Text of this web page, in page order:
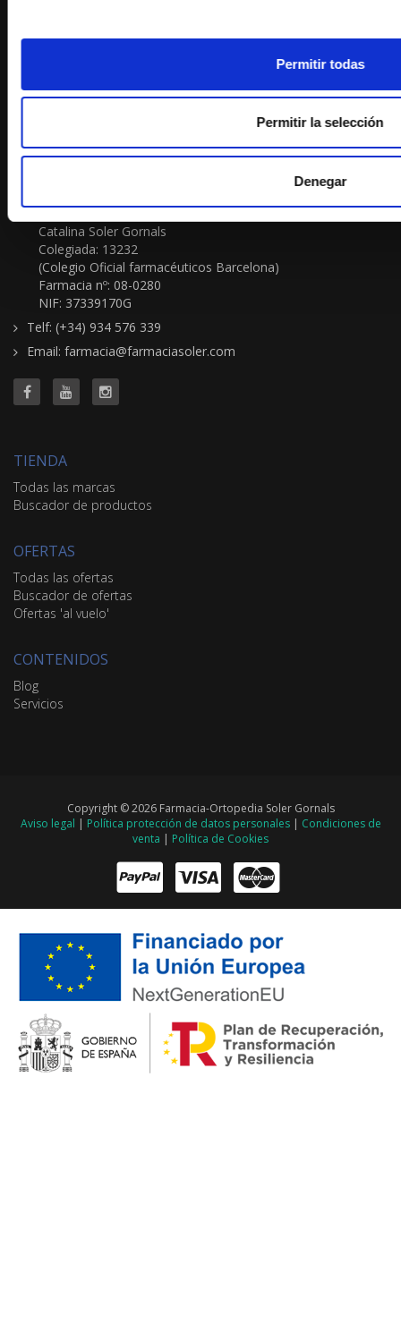
Permitir todas
Permitir la selección
Denegar
FARMACIA-ORTOPEDIA SOLER GORNALS
Titular farmacia:
Catalina Soler Gornals
Colegiada: 13232
(Colegio Oficial farmacéuticos Barcelona)
Farmacia nº: 08-0280
NIF: 37339170G
Telf: (+34) 934 576 339
Email: farmacia@farmaciasoler.com
TIENDA
Todas las marcas
Buscador de productos
OFERTAS
Todas las ofertas
Buscador de ofertas
Ofertas 'al vuelo'
CONTENIDOS
Blog
Servicios
Copyright © 2026 Farmacia-Ortopedia Soler Gornals
Aviso legal | Política protección de datos personales| Condiciones de
venta | Política de Cookies